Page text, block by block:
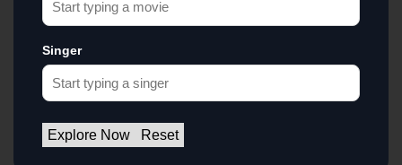
Singer
Explore Now Reset